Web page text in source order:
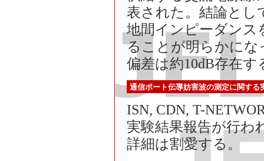
表された。結論とし
地間インピーダンス
ることが明らかに
偏差は約10dB存在す
通信ポート伝導妨害波の測定に関する
ISN, CDN, T-
実験結果報告が行わ
詳細は割愛する。